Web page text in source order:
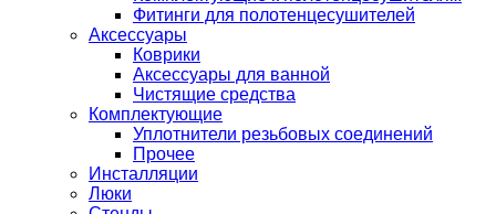
Фитинги для полотенцесушителей
Аксессуары
Коврики
Аксессуары для ванной
Чистящие средства
Комплектующие
Уплотнители резьбовых соединений
Прочее
Инсталляции
Люки